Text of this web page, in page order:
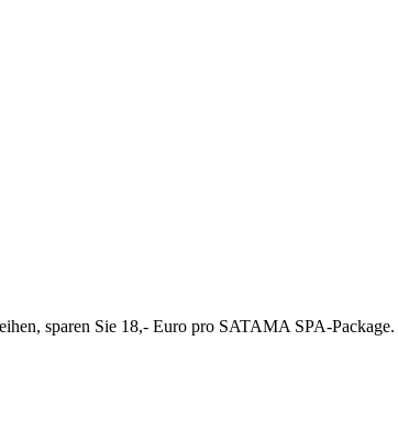
sparen Sie 18,- Euro pro SATAMA SPA-Package.